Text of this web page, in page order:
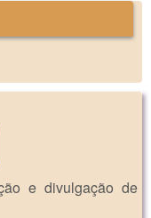
e divulgação de